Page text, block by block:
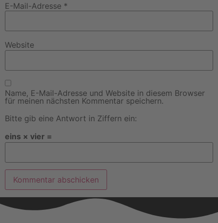
E-Mail-Adresse *
Website
Name, E-Mail-Adresse und Website in diesem Browser
für meinen nächsten Kommentar speichern.
Bitte gib eine Antwort in Ziffern ein:
eins × vier =